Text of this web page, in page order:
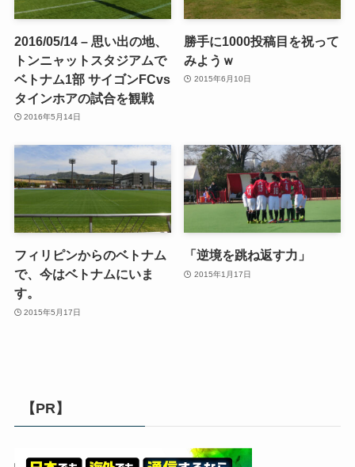
2016/05/14 – 思い出の地、
トンニャットスタジアムで
ベトナム1部 サイゴンFCvs
タインホアの試合を観戦
2016年5月14日
勝手に1000投稿目を祝って
みようｗ
2015年6月10日
フィリピンからのベトナム
で、今はベトナムにいま
す。
2015年5月17日
「逆境を跳ね返す力」
2015年1月17日
【PR】